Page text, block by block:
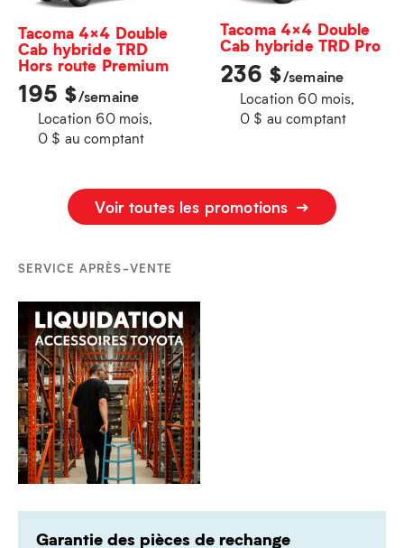
Tacoma 4×4 Double
Cab hybride TRD
Hors route Premium
195 $/semaine
Location 60 mois,
0 $ au comptant
Tacoma 4×4 Double
Cab hybride TRD Pro
236 $/semaine
Location 60 mois,
0 $ au comptant
Voir toutes les promotions
SERVICE APRÈS-VENTE
Garantie des pièces de rechange